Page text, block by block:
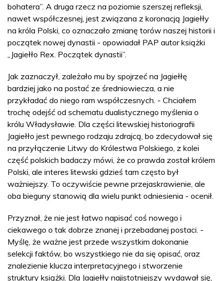
bohatera”. A druga rzecz na poziomie szerszej refleksji,
nawet współczesnej, jest związana z koronacją Jagiełły
na króla Polski, co oznaczało zmianę torów naszej historii i
początek nowej dynastii - opowiadał PAP autor książki
„Jagiełło Rex. Początek dynastii”.
Jak zaznaczył, zależało mu by spojrzeć na Jagiełłę
bardziej jako na postać ze średniowiecza, a nie
przykładać do niego ram współczesnych. - Chciałem
trochę odejść od schematu dualistycznego myślenia o
królu Władysławie. Dla części litewskiej historiografii
Jagiełło jest pewnego rodzaju zdrajcą, bo zdecydował się
na przyłączenie Litwy do Królestwa Polskiego, z kolei
część polskich badaczy mówi, że co prawda został królem
Polski, ale interes litewski gdzieś tam często był
ważniejszy. To oczywiście pewne przejaskrawienie, ale
oba bieguny stanowią dla wielu punkt odniesienia - ocenił.
Przyznał, że nie jest łatwo napisać coś nowego i
ciekawego o tak dobrze znanej i przebadanej postaci. -
Myślę, że ważne jest przede wszystkim dokonanie
selekcji faktów, bo wszystkiego nie da się opisać, oraz
znalezienie klucza interpretacyjnego i stworzenie
struktury książki. Dla Jagiełły najistotniejszy wydawał się,